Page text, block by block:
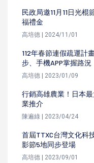
民政局邀11月11日光
福禮金
高培德 | 2024/11/01
112年春節連假疏運計
步、手機APP掌握路況
高培德 | 2023/01/09
行銷高雄農業！日本
業推介
陳遍綠 | 2023/04/24
首屆TTXC台灣文化科
影節5地同步登場
高培德 | 2023/09/01